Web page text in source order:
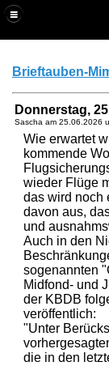
Brieftauben-
Donnerstag,
Sascha am 25.06.2026
Wie erwartet
kommende
wieder Flüge
das wird noch
davon aus,
und
Auch in den
sogenannten
Midfond- und
der KBDB
veröffentlich:
"Unter
die in den